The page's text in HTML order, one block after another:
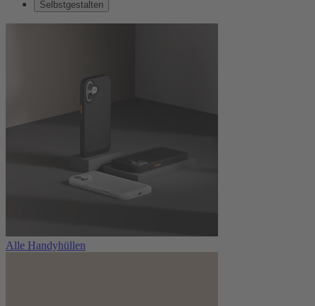
Selbstgestalten
Alle Handyhüllen